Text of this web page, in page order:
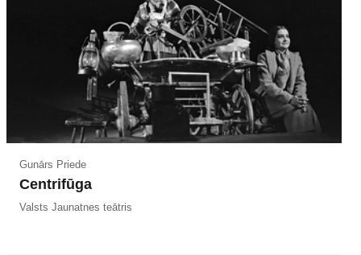
Gunārs Priede
Centrifūga
Valsts Jaunatnes teātris